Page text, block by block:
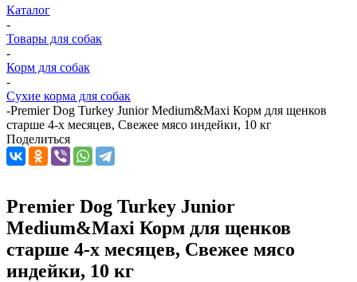
Каталог
-
Товары для собак
-
Корм для собак
-
Сухие корма для собак
-Premier Dog Turkey Junior Medium&Maxi Корм для щенков
старше 4-х месяцев, Свежее мясо индейки, 10 кг
Поделиться
Premier Dog Turkey Junior
Medium&Maxi Корм для щенков
старше 4-х месяцев, Свежее мясо
индейки, 10 кг